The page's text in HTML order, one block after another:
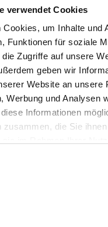
verwendet Cookies
Cookies, um Inhalte und
Funktionen für soziale
Zugriffe auf unsere
geben wir
Website an unsere
Werbung und Analysen
Informationen
zusammen, die Sie
Appleby